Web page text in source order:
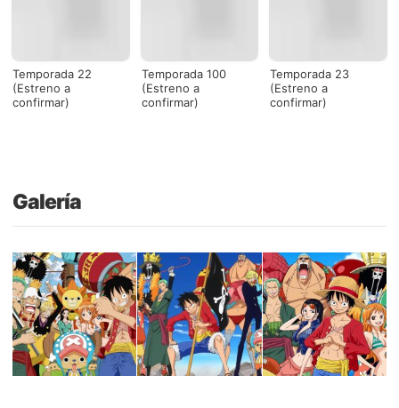
Temporada 22
(Estreno a
confirmar)
Temporada 100
(Estreno a
confirmar)
Temporada 23
(Estreno a
confirmar)
Galería